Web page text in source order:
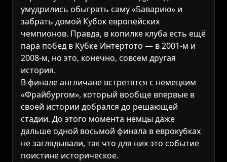
умудрились обыграть саму «Баварию» и
забрать домой Кубок европейских
чемпионов. Правда, в копилке клуба есть ещё
пара побед в Кубке Интертото — в 2001-м и
2008-м, но это, конечно, совсем другая
история.
В финале англичане встретятся с немецким
«Фрайбургом», который вообще впервые в
своей истории добрался до решающей
стадии. До этого момента немцы даже
дальше одной восьмой финала в еврокубках
не заглядывали, так что для них это событие
поистине историческое.